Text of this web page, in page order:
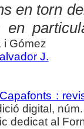
en torn
en
i Gómez
J.
:
digital,
dedicat al